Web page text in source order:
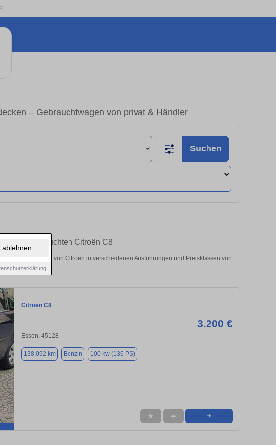
ablehnen
– Gebrauchtwagen von privat & Händler
Suchen
Ihren gebrauchten Citroën C8
gebrauchte C8 von Citroën in verschiedenen Ausführungen und Preisklassen von
und vom Händler.
Citroen C8
3.200 €
Essen, 45128
138.092 km Benzin 100 kw (136 PS)
★ ➦ ➜